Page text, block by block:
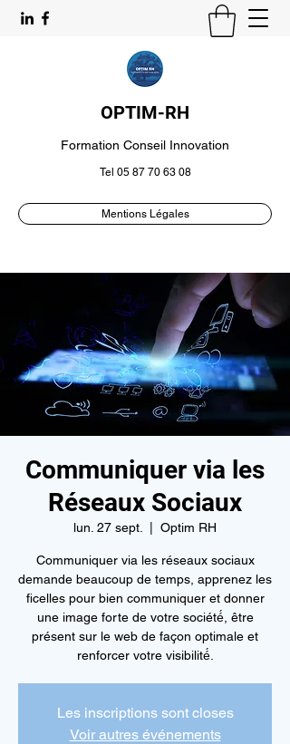
OPTIM-RH
Formation Conseil Innovation
Tel 05 87 70 63 08
Mentions Légales
Communiquer via les
Réseaux Sociaux
lun. 27 sept. Optim RH
Communiquer via les réseaux sociaux
demande beaucoup de temps, apprenez les
ficelles pour bien communiquer et donner
une image forte de votre société́, être
présent sur le web de façon optimale et
Les inscriptions sont closes
Voir autres événements